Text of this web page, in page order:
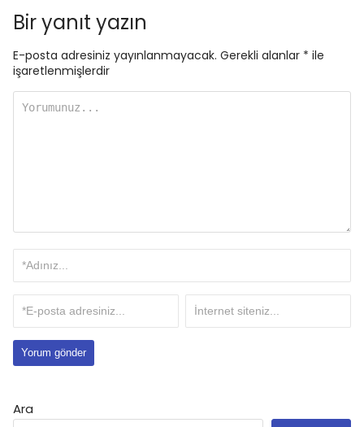
Bir yanıt yazın
E-posta adresiniz yayınlanmayacak. Gerekli alanlar * ile
işaretlenmişlerdir
Ara